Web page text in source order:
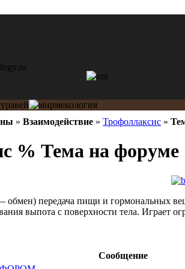
» Взаимодействие » Трофоллаксис »
% Тема на форуме
передача пищи и гормональных
выпота с поверхности тела. Играет
Сообщение